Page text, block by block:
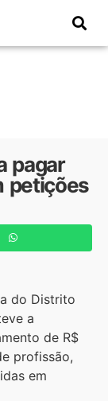
pagar
petições
do Distrito
a
de R$
profissão,
em